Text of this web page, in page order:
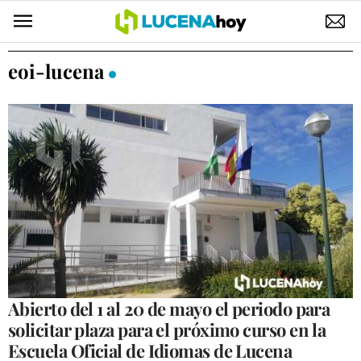
POLÍTICA
ELECCIONES
SUCESOS
ECONOMÍA
DESARROLLO LOCAL
LUCENA EMPRESAS
OCIO
COFRADÍAS
eoi-lucena
Abierto del 1 al 20 de mayo el periodo para
solicitar plaza para el próximo curso en la
Escuela Oficial de Idiomas de Lucena